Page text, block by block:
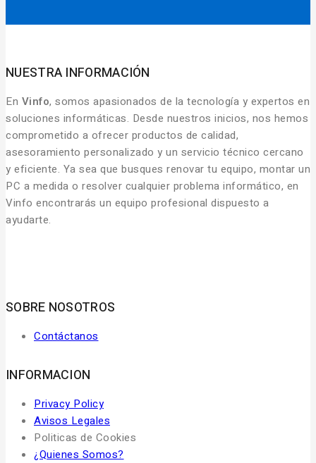
NUESTRA INFORMACIÓN
En Vinfo, somos apasionados de la tecnología y expertos en
soluciones informáticas. Desde nuestros inicios, nos hemos
comprometido a ofrecer productos de calidad,
asesoramiento personalizado y un servicio técnico cercano
y eficiente. Ya sea que busques renovar tu equipo, montar un
PC a medida o resolver cualquier problema informático, en
Vinfo encontrarás un equipo profesional dispuesto a
ayudarte.
SOBRE NOSOTROS
Contáctanos
INFORMACION
Privacy Policy
Avisos Legales
Politicas de Cookies
¿Quienes Somos?